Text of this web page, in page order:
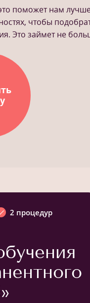
поможет нам
чтобы
Это займет не
2 процедур